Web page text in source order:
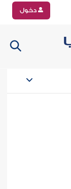
دخول